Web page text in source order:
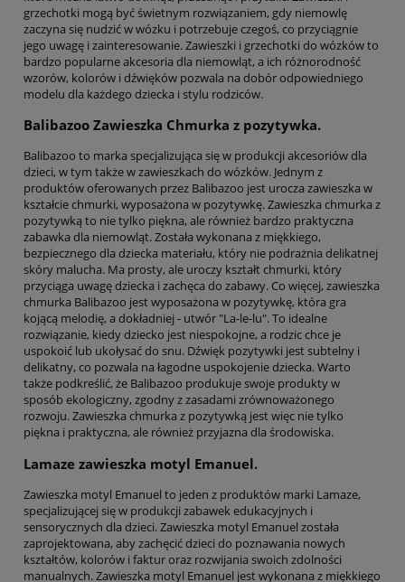
grzechotki mogą być świetnym rozwiązaniem, gdy niemowlę
zaczyna się nudzić w wózku i potrzebuje czegoś, co przyciągnie
jego uwagę i zainteresowanie. Zawieszki i grzechotki do wózków to
bardzo popularne akcesoria dla niemowląt, a ich różnorodność
wzorów, kolorów i dźwięków pozwala na dobór odpowiedniego
modelu dla każdego dziecka i stylu rodziców.
Balibazoo Zawieszka Chmurka z pozytywka.
Balibazoo to marka specjalizująca się w produkcji akcesoriów dla
dzieci, w tym także w zawieszkach do wózków. Jednym z
produktów oferowanych przez Balibazoo jest urocza zawieszka w
kształcie chmurki, wyposażona w pozytywkę. Zawieszka chmurka z
pozytywką to nie tylko piękna, ale również bardzo praktyczna
zabawka dla niemowląt. Została wykonana z miękkiego,
bezpiecznego dla dziecka materiału, który nie podrażnia delikatnej
skóry malucha. Ma prosty, ale uroczy kształt chmurki, który
przyciąga uwagę dziecka i zachęca do zabawy. Co więcej, zawieszka
chmurka Balibazoo jest wyposażona w pozytywkę, która gra
kojącą melodię, a dokładniej - utwór "La-le-lu". To idealne
rozwiązanie, kiedy dziecko jest niespokojne, a rodzic chce je
uspokoić lub ukołysać do snu. Dźwięk pozytywki jest subtelny i
delikatny, co pozwala na łagodne uspokojenie dziecka. Warto
także podkreślić, że Balibazoo produkuje swoje produkty w
sposób ekologiczny, zgodny z zasadami zrównoważonego
rozwoju. Zawieszka chmurka z pozytywką jest więc nie tylko
piękna i praktyczna, ale również przyjazna dla środowiska.
Lamaze zawieszka motyl Emanuel.
Zawieszka motyl Emanuel to jeden z produktów marki Lamaze,
specjalizującej się w produkcji zabawek edukacyjnych i
sensorycznych dla dzieci. Zawieszka motyl Emanuel została
zaprojektowana, aby zachęcić dzieci do poznawania nowych
kształtów, kolorów i faktur oraz rozwijania swoich zdolności
manualnych. Zawieszka motyl Emanuel jest wykonana z miękkiego